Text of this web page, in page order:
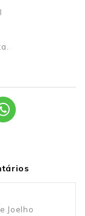
Joelho